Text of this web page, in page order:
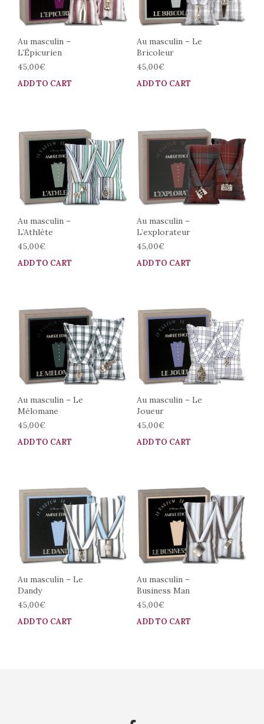
chosen
the
product
page
Au masculin –
L’Épicurien
45,00€
ADD TO CART
Au masculin – Le
Bricoleur
45,00€
ADD TO CART
Au masculin –
L’Athlète
45,00€
ADD TO CART
Au masculin –
L’explorateur
45,00€
ADD TO CART
Au masculin – Le
Mélomane
45,00€
ADD TO CART
Au masculin – Le
Joueur
45,00€
ADD TO CART
Au masculin – Le
Dandy
45,00€
ADD TO CART
Au masculin –
Business Man
45,00€
ADD TO CART